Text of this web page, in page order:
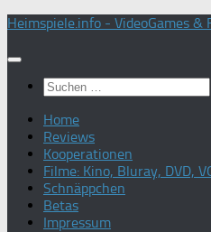
Zum
springen
Heimspiele.info - VideoGames &
Suchen
nach:
Home
Reviews
Kooperationen
Filme: Kino, Bluray, DVD,
Schnäppchen
Betas
Impressum